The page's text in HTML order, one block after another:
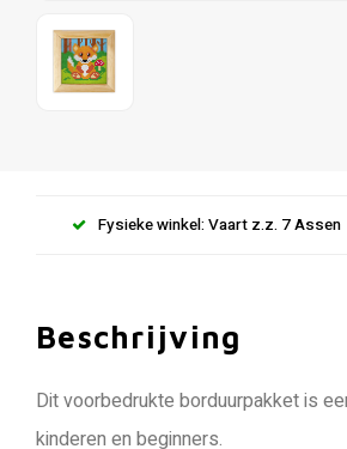
Fysieke winkel: Vaart z.z. 7 Assen
Beschrijving
Dit voorbedrukte borduurpakket is
kinderen en beginners.